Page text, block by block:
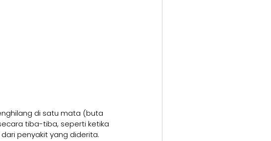
di satu mata (buta
tiba-tiba, seperti ketika
penyakit yang diderita.